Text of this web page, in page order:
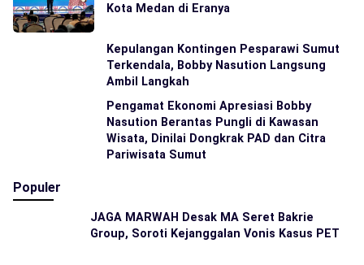
Kota Medan di Eranya
Kepulangan Kontingen Pesparawi Sumut
Terkendala, Bobby Nasution Langsung
Ambil Langkah
Pengamat Ekonomi Apresiasi Bobby
Nasution Berantas Pungli di Kawasan
Wisata, Dinilai Dongkrak PAD dan Citra
Pariwisata Sumut
Populer
JAGA MARWAH Desak MA Seret Bakrie
Group, Soroti Kejanggalan Vonis Kasus PET